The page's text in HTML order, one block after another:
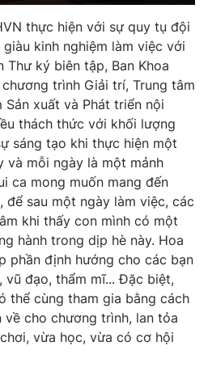
- 024.38 355 932
897 897
thức nếu không có sự chấp
VTV.vn khi phát hành lại
thực hiện với sự quy tụ đội
kinh nghiệm làm việc với
Thư ký biên tập, Ban Khoa
trình Giải trí, Trung tâm
Sản xuất và Phát triển nội
thách thức với khối lượng
sáng tạo khi thực hiện một
và mỗi ngày là một mảnh
ca mong muốn mang đến
để sau một ngày làm việc, các
khi thấy con mình có một
hành trong dịp hè này. Hoa
phần định hướng cho các bạn
vũ đạo, thẩm mĩ... Đặc biệt,
thể cùng tham gia bằng cách
cho chương trình, lan tỏa
vừa học, vừa có cơ hội